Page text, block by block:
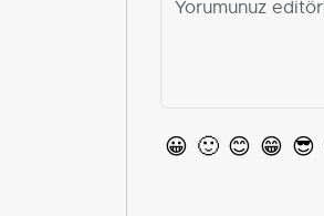
😀 🙂 😊 😁 😎